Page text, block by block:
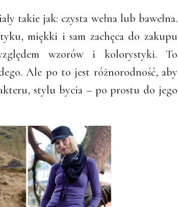
takie jak: czysta wełna lub bawełna.
miękki i sam zachęca do zakupu
wzorów i kolorystyki. To
Ale po to jest różnorodność, aby
stylu bycia – po prostu do jego